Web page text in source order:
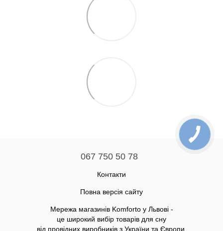
067 750 50 78
Контакти
Повна версія сайту
Мережа магазинів Komforto у Львові -
це широкий вибір товарів для сну
від провідних виробників з України та Європи.